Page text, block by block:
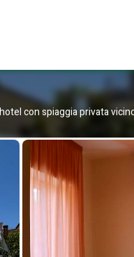
con spiaggia privata